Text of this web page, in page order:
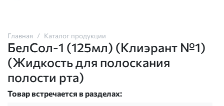
Главная Каталог продукции
БелСол-1 (125мл) (Клиэрант №1)
(Жидкость для полоскания
полости рта)
Товар встречается в разделах: